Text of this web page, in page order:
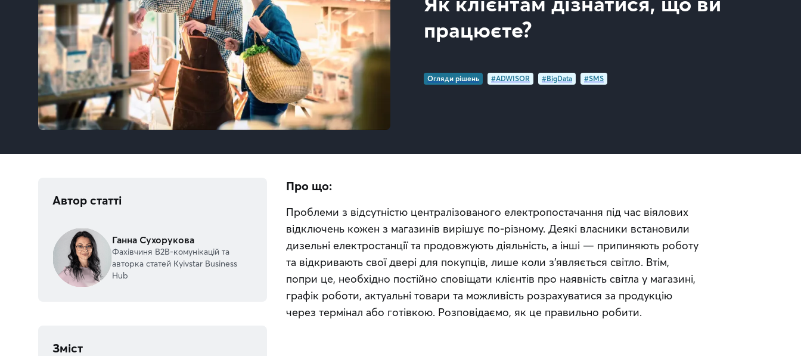
працюєте?
Огляди рішень #ADWISOR #BigData #SMS
Про що:
Проблеми з відсутністю централізованого електропостачання під час віялових
відключень кожен з магазинів вирішує по-різному. Деякі власники встановили
дизельні електростанції та продовжують діяльність, а інші — припиняють роботу
та відкривають свої двері для покупців, лише коли з’являється світло. Втім,
попри це, необхідно постійно сповіщати клієнтів про наявність світла у магазині,
графік роботи, актуальні товари та можливість розрахуватися за продукцію
через термінал або готівкою. Розповідаємо, як це правильно робити.
Автор статті
Ганна Сухорукова
Фахівчиня В2В-комунікацій та
авторка статей Kyivstar Business
Hub
Зміст